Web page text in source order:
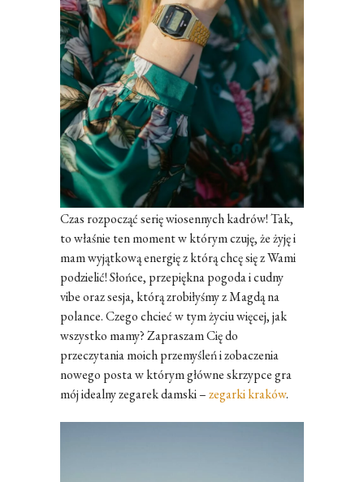
Czas rozpocząć serię wiosennych kadrów! Tak,
to właśnie ten moment w którym czuję, że żyję i
mam wyjątkową energię z którą chcę się z Wami
podzielić! Słońce, przepiękna pogoda i cudny
vibe oraz sesja, którą zrobiłyśmy z Magdą na
polance. Czego chcieć w tym życiu więcej, jak
wszystko mamy? Zapraszam Cię do
przeczytania moich przemyśleń i zobaczenia
nowego posta w którym główne skrzypce gra
mój idealny zegarek damski –zegarki kraków.